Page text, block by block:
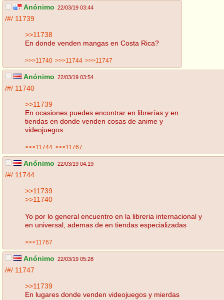
Anónimo 22/03/19 03:44
/#/ 11739
>>11738
En donde venden mangas en Costa Rica?
>>>11740 >>>11744 >>>11747
Anónimo 22/03/19 03:54
/#/ 11740
>>11739
En ocasiones puedes encontrar en librerías y en
tiendas en donde venden cosas de anime y
videojuegos.
>>>11744 >>>11767
Anónimo 22/03/19 04:19
/#/ 11744
>>11739
>>11740
Yo por lo general encuentro en la libreria internacional y
en universal, ademas de en tiendas especializadas
>>>11767
Anónimo 22/03/19 05:28
/#/ 11747
>>11739
En lugares donde venden videojuegos y mierdas